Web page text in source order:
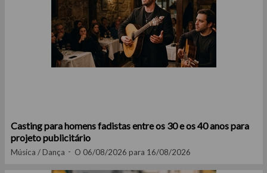
Casting para homens fadistas entre os 30 e os 40 anos para
projeto publicitário
Música / Dança O 06/08/2026 para 16/08/2026